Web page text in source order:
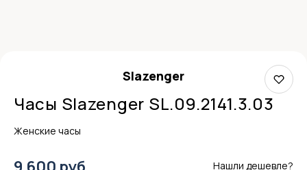
Slazenger
Часы Slazenger SL.09.2141.3.03
Женские часы
Нашли дешевле?